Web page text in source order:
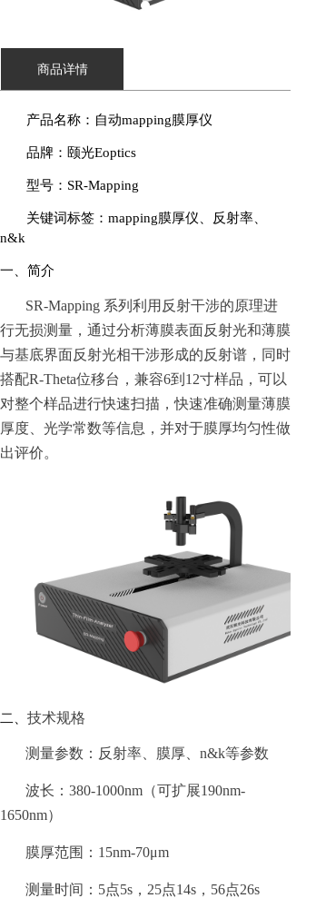
商品详情
产品名称：自动mapping膜厚仪
品牌：颐光Eoptics
型号： SR-Mapping
关键词标签： mapping膜厚仪、反射率、
n&k
一、简介
SR-Mapping 系列利用反射干涉的原理进
行无损测量，通过分析薄膜表面反射光和薄膜
与基底界面反射光相干涉形成的反射谱，同时
搭配R-Theta位移台，兼容6到12寸样品，可以
对整个样品进行快速扫描，快速准确测量薄膜
厚度、光学常数等信息，并对于膜厚均匀性做
出评价。
二、 技术规格
测量参数：反射率、膜厚、n&k等参数
波长：380-1000nm（可扩展190nm-
1650nm）
膜厚范围：15nm-70μm
测量时间：5点5s，25点14s，56点26s